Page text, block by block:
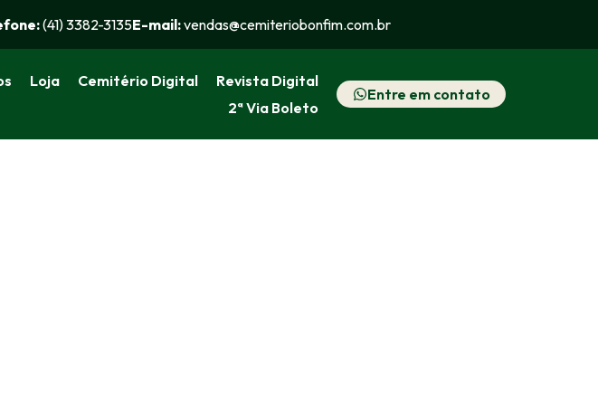
(41) 3382-3135​E-mail:vendas@cemiteriobonfim.com.br
Loja Cemitério Digital
Revista Digital
2ª Via Boleto
Entre em contato